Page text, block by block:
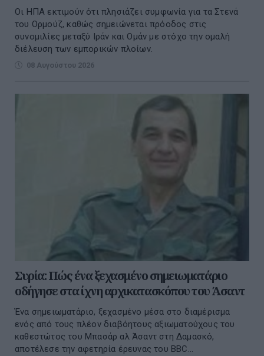
Οι ΗΠΑ εκτιμούν ότι πλησιάζει συμφωνία για τα Στενά
του Ορμούζ, καθώς σημειώνεται πρόοδος στις
συνομιλίες μεταξύ Ιράν και Ομάν με στόχο την ομαλή
διέλευση των εμπορικών πλοίων.
08 Αυγούστου 2026
Συρία: Πώς ένα ξεχασμένο σημειωματάριο
οδήγησε στα ίχνη αρχικατασκόπου του Άσαντ
Ένα σημειωματάριο, ξεχασμένο μέσα στο διαμέρισμα
ενός από τους πλέον διαβόητους αξιωματούχους του
καθεστώτος του Μπασάρ αλ Άσαντ στη Δαμασκό,
αποτέλεσε την αφετηρία έρευνας του BBC...